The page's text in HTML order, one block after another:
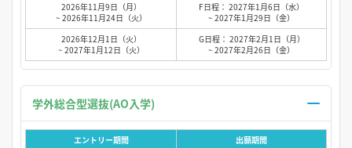
2026年11月9日（月）
~ 2026年11月24日（火）
F日程： 2027年1月6日（水）
~ 2027年1月29日（金）
2026年12月1日（火）
~ 2027年1月12日（火）
G日程： 2027年2月1日（月）
~ 2027年2月26日（金）
エントリー期間
出願期間